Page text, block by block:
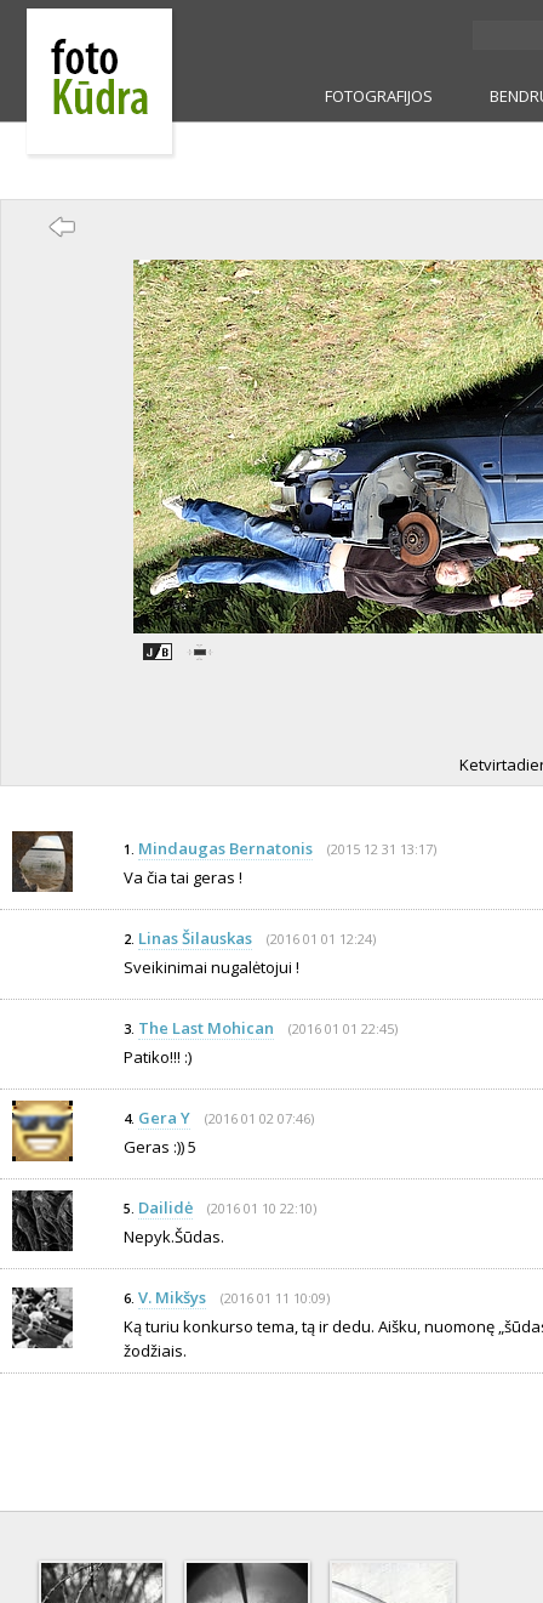
FOTOGRAFIJOS
1. Mindaugas Bernatonis (2015 12 31 13:17)
Va čia tai geras !
2. Linas Šilauskas (2016 01 01 12:24)
Sveikinimai nugalėtojui !
3. The Last Mohican (2016 01 01 22:45)
Patiko!!! :)
4. Gera Y (2016 01 02 07:46)
Geras :)) 5
5. Dailidė (2016 01 10 22:10)
Nepyk.Šūdas.
6. V. Mikšys (2016 01 11 10:09)
Ką turiu konkurso tema, tą ir dedu. Aišku, nuomonę
žodžiais.